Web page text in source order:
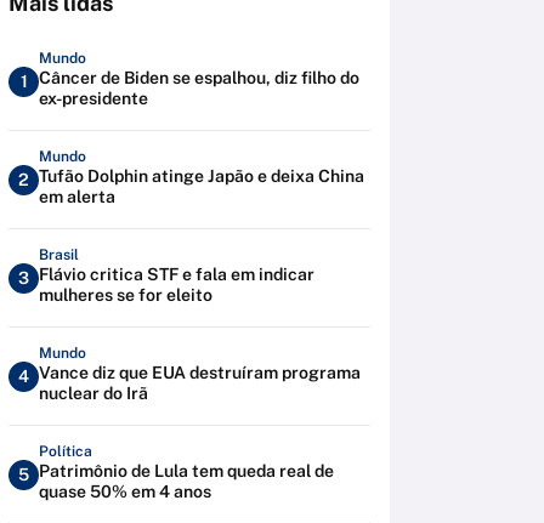
1
Mundo
Câncer de Biden se espalhou, diz filho do
ex-presidente
2
Mundo
Tufão Dolphin atinge Japão e deixa China
em alerta
3
Brasil
Flávio critica STF e fala em indicar
mulheres se for eleito
4
Mundo
Vance diz que EUA destruíram programa
nuclear do Irã
5
Política
Patrimônio de Lula tem queda real de
quase 50% em 4 anos